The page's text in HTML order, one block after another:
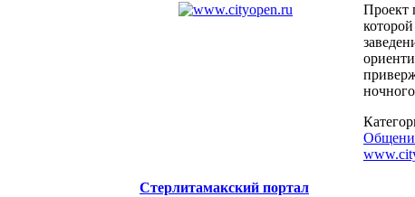
Проект
Стерлитамакский портал